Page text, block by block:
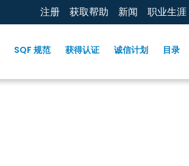
注册 获取帮助 新闻 职业生涯
SQF 规范 获得认证 诚信计划 目录